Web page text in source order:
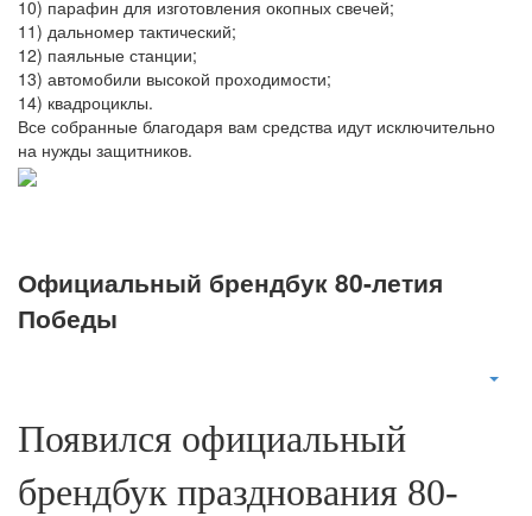
10) парафин для изготовления окопных свечей;
11) дальномер тактический;
12) паяльные станции;
13) автомобили высокой проходимости;
14) квадроциклы.
Все собранные благодаря вам средства идут исключительно
на нужды защитников.
Официальный брендбук 80-летия
Победы
Появился официальный
брендбук празднования 80-